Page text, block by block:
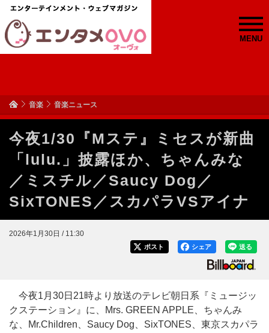
MENU
音楽 音楽ニュース
今夜1/30『Mステ』ミセスが新曲
「lulu.」披露ほか、ちゃんみな
／ミスチル／Saucy Dog／
SixTONES／スカパラVSアイナ
2026年1月30日 / 11:30
送る
シェア
ポスト
今夜1月30日21時より放送のテレビ朝日系『ミュージッ
クステーション』に、Mrs. GREEN APPLE、ちゃんみ
な、Mr.Children、Saucy Dog、SixTONES、東京スカパラ